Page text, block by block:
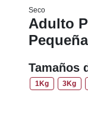
Seco
Adulto
Tamaños
1Kg 3Kg